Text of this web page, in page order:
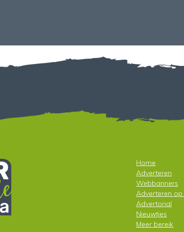
Home
Adverteren
Webbanners
Adverteren op
Advertorial
Nieuwtjes
Meer bereik